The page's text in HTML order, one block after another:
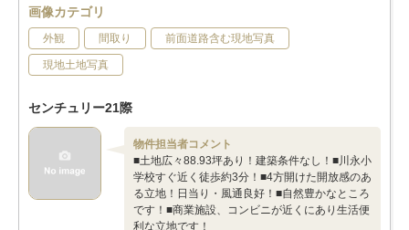
画像カテゴリ
外観 間取り 前面道路含む現地写真
現地土地写真
センチュリー21際
物件担当者コメント
■土地広々88.93坪あり！建築条件なし！■川永小
学校すぐ近く徒歩約3分！■4方開けた開放感のあ
る立地！日当り・風通良好！■自然豊かなところ
です！■商業施設、コンビニが近くにあり生活便
利な立地です！